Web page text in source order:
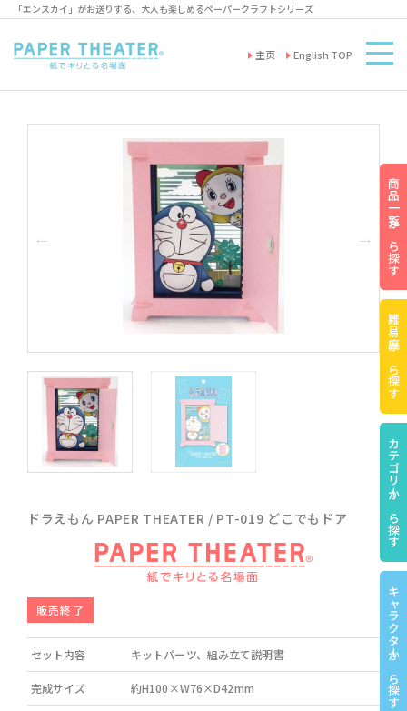
「エンスカイ」がお送りする、大人も楽しめるペーパークラフトシリーズ
主页 English TOP
ドラえもん PAPER THEATER / PT-019 どこでもドア
販売終了
セット内容 キットパーツ、組み立て説明書
完成サイズ 約H100×W76×D42mm
商品一覧から探す
難易度から探す
カテゴリーから探す
キャラクターから探す